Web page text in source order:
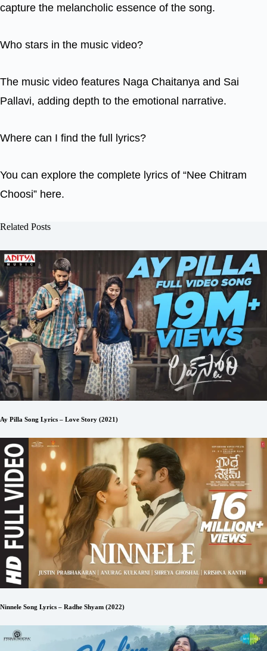
capture the melancholic essence of the song.
Who stars in the music video?
The music video features Naga Chaitanya and Sai
Pallavi, adding depth to the emotional narrative.
Where can I find the full lyrics?
You can explore the complete lyrics of “Nee Chitram
Choosi” here.
Related Posts
Ay Pilla Song Lyrics – Love Story (2021)
Ninnele Song Lyrics – Radhe Shyam (2022)